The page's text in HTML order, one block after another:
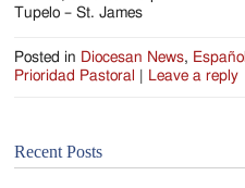
Tupelo – St. James
Posted in Diocesan News, Español
Prioridad Pastoral
Leave a reply
Recent Posts